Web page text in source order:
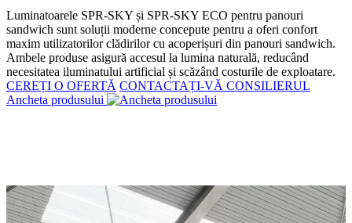
Luminatoarele SPR-SKY și SPR-SKY ECO pentru panouri
sandwich sunt soluții moderne concepute pentru a oferi confort
maxim utilizatorilor clădirilor cu acoperișuri din panouri sandwich.
Ambele produse asigură accesul la lumina naturală, reducând
necesitatea iluminatului artificial și scăzând costurile de exploatare.
CEREȚI O OFERTĂ CONTACTAȚI-VĂ CONSILIERUL
Ancheta produsului